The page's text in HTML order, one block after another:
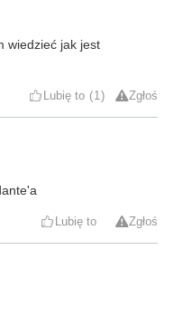
wiedzieć jak jest
Lubię to 1 Zgłoś
Lubię to Zgłoś